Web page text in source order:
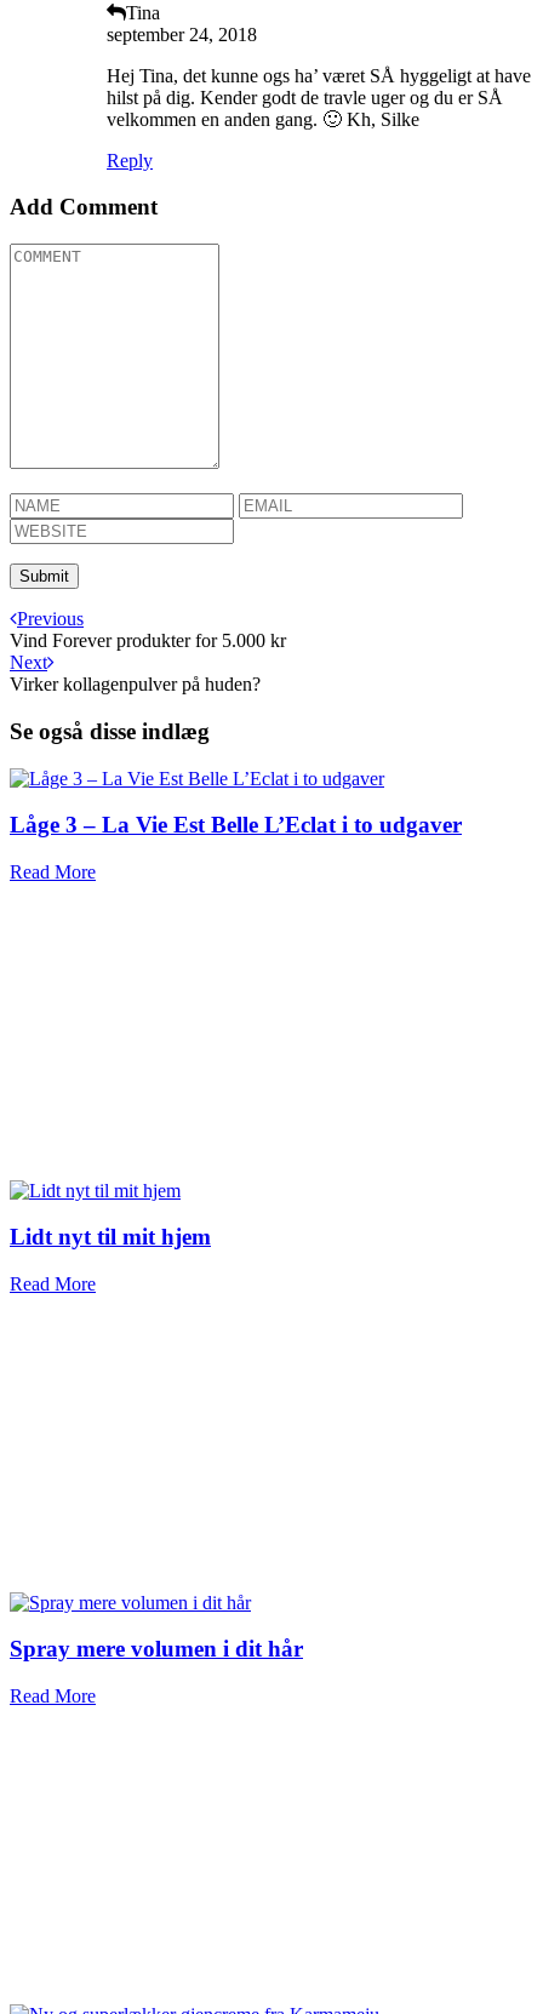
Tina
september 24, 2018
Hej Tina, det kunne ogs ha’ været SÅ hyggeligt at have
hilst på dig. Kender godt de travle uger og du er SÅ
velkommen en anden gang. 🙂 Kh, Silke
Reply
Add Comment
Previous
Vind Forever produkter for 5.000 kr
Next
Virker kollagenpulver på huden?
Se også disse indlæg
Låge 3 – La Vie Est Belle L’Eclat i to udgaver
Read More
Lidt nyt til mit hjem
Read More
Spray mere volumen i dit hår
Read More